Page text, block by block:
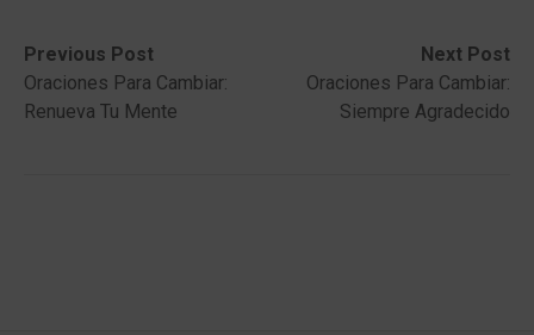
Post
navigation
Previous Post
Previous
post:Oraciones Para Cambiar:
Renueva Tu Mente
Next Post
Next
post:
Oraciones Para Cambiar:
Siempre Agradecido